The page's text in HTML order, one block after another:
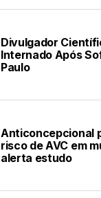
Divulgador
Internado Após
Paulo
Anticoncepcional
risco de AVC em
alerta estudo